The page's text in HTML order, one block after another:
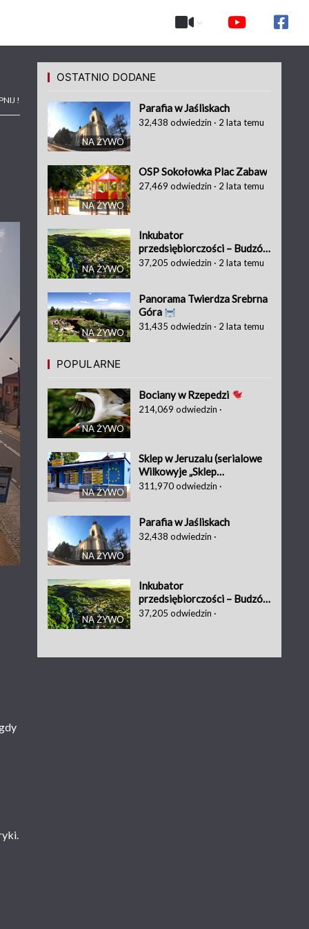
!
OSTATNIO DODANE
NA ŻYWO
Parafia w Jaśliskach
32,438 odwiedzin · 2 lata temu
NA ŻYWO
OSP Sokołowka Plac Zabaw
27,469 odwiedzin · 2 lata temu
NA ŻYWO
Inkubator
przedsiębiorczości – Budzów
37,205 odwiedzin · 2 lata temu
NA ŻYWO
Panorama Twierdza Srebrna
Góra
31,435 odwiedzin · 2 lata temu
POPULARNE
NA ŻYWO
Bociany w Rzepedzi
214,069 odwiedzin ·
NA ŻYWO
Sklep w Jeruzalu (serialowe
Wilkowyje „Sklep
Więcławskiej”)
311,970odwiedzin ·
NA ŻYWO
Parafia w Jaśliskach
32,438 odwiedzin ·
NA ŻYWO
Inkubator
przedsiębiorczości – Budzów
37,205 odwiedzin ·